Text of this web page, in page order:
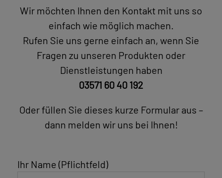
Wir möchten Ihnen den Kontakt mit uns so
einfach wie möglich machen.
Rufen Sie uns gerne einfach an, wenn Sie
Fragen zu unseren Produkten oder
Dienstleistungen haben
03571 60 40 192
Oder füllen Sie dieses kurze Formular aus –
dann melden wir uns bei Ihnen!
Ihr Name (Pflichtfeld)